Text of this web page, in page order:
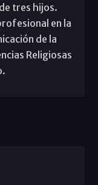
tres hijos.
en la
de la
Religiosas